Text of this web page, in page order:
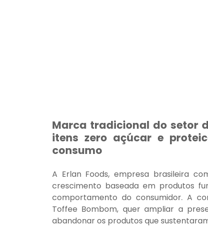
Marca tradicional do setor
itens zero açúcar e
consumo
A Erlan Foods, empresa brasileira
crescimento baseada em produtos
comportamento do consumidor. A
Toffee Bombom, quer ampliar a
abandonar os produtos que